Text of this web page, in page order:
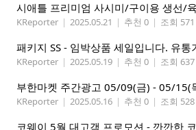
KReporter | 2025.05.21 | 추천 0 | 조회 571
KReporter | 2025.05.19 | 추천 0 | 조회 637
부한마켓 주간광고 05/09(금) - 05/15(
KReporter | 2025.05.16 | 추천 0 | 조회 528
코웨이 5월 대고객 프로모션 - 깐깐한